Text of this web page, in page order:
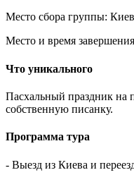
Место сбора группы: Киев
Место и время
Что уникального
Пасхальный праздник на
собственную писанку.
Программа тура
- Выезд из Киева и